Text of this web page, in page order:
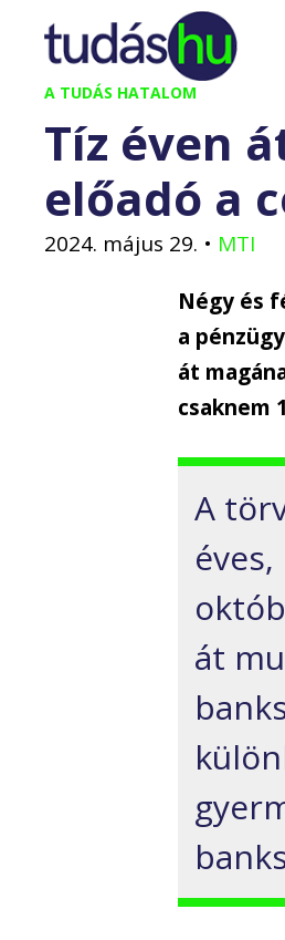
Kilépés
tartalomba
A TUDÁS HATALOM
Tíz éven
előadó a
2024. május 29. • MTI
Négy és
a
át
csaknem
A
át